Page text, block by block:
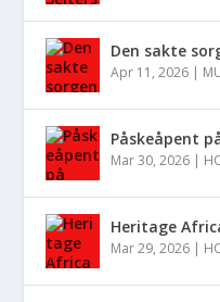
Den sakte
Apr 11, 2026 |
Påskeåpent
Mar 30, 2026 |
Heritage
Mar 29, 2026 |